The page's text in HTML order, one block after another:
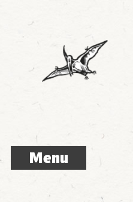
Menu
Menu